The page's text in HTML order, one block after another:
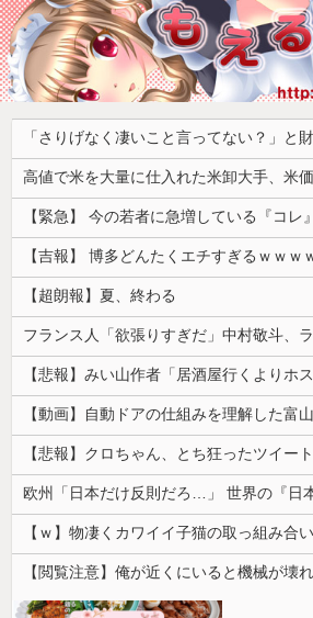
【超朗報】夏、終わる
【動画】自動ドアの仕組みを理解した富
【ｗ】物凄くカワイイ子猫の取っ組み合い
【閲覧注意】俺が近くにいると機械が壊